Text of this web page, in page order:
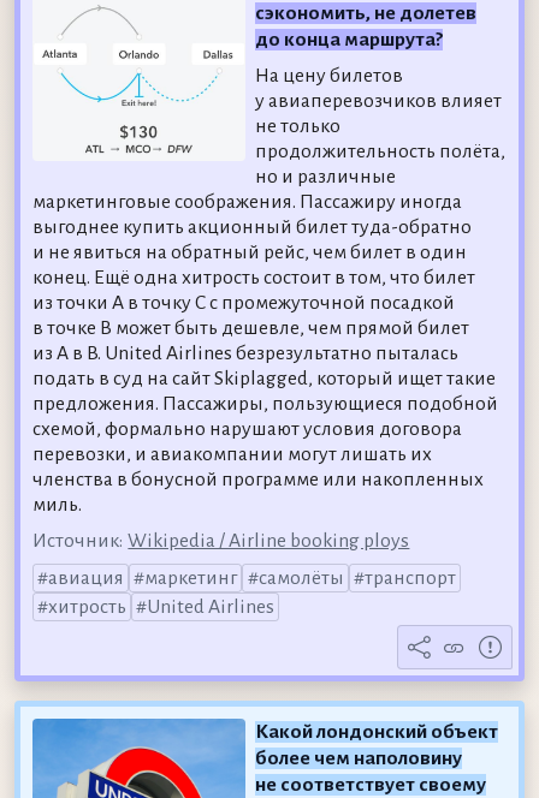
сэкономить, не долетев
до конца маршрута?
На цену билетов
у авиаперевозчиков влияет
не только
продолжительность полёта,
но и различные
маркетинговые соображения. Пассажиру иногда
выгоднее купить акционный билет туда-обратно
и не явиться на обратный рейс, чем билет в один
конец. Ещё одна хитрость состоит в том, что билет
из точки A в точку C с промежуточной посадкой
в точке B может быть дешевле, чем прямой билет
из A в B. United Airlines безрезультатно пыталась
подать в суд на сайт Skiplagged, который ищет такие
предложения. Пассажиры, пользующиеся подобной
схемой, формально нарушают условия договора
перевозки, и авиакомпании могут лишать их
членства в бонусной программе или накопленных
миль.
Источник: Wikipedia / Airline booking ploys
авиация
маркетинг самолёты
транспорт
хитрость
United Airlines
Какой лондонский объект
более чем наполовину
не соответствует своему